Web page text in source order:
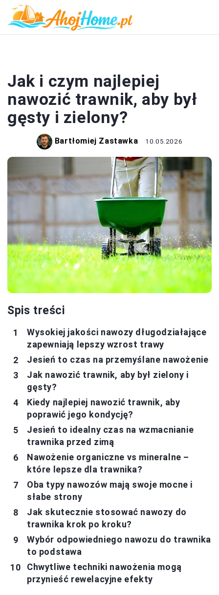
Jak i czym najlepiej
nawozić trawnik, aby był
gęsty i zielony?
Bartłomiej Zastawka 10.05.2026
Spis treści
Wysokiej jakości nawozy długodziałające
zapewniają lepszy wzrost trawy
Jesień to czas na przemyślane nawożenie
Jak nawozić trawnik, aby był zielony i
gęsty?
Kiedy najlepiej nawozić trawnik, aby
poprawić jego kondycję?
Jesień to idealny czas na wzmacnianie
trawnika przed zimą
Nawożenie organiczne vs mineralne –
które lepsze dla trawnika?
Oba typy nawozów mają swoje mocne i
słabe strony
Jak skutecznie stosować nawozy do
trawnika krok po kroku?
Wybór odpowiedniego nawozu do trawnika
to podstawa
Chwytliwe techniki nawożenia mogą
przynieść rewelacyjne efekty